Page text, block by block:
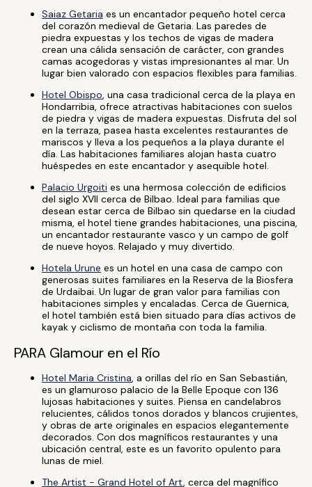
Saiaz Getaria es un encantador pequeño hotel cerca
del corazón medieval de Getaria. Las paredes de
piedra expuestas y los techos de vigas de madera
crean una cálida sensación de carácter, con grandes
camas acogedoras y vistas impresionantes al mar. Un
lugar bien valorado con espacios flexibles para familias.
Hotel Obispo, una casa tradicional cerca de la playa en
Hondarribia, ofrece atractivas habitaciones con suelos
de piedra y vigas de madera expuestas. Disfruta del sol
en la terraza, pasea hasta excelentes restaurantes de
mariscos y lleva a los pequeños a la playa durante el
día. Las habitaciones familiares alojan hasta cuatro
huéspedes en este encantador y asequible hotel.
Palacio Urgoiti es una hermosa colección de edificios
del siglo XVII cerca de Bilbao. Ideal para familias que
desean estar cerca de Bilbao sin quedarse en la ciudad
misma, el hotel tiene grandes habitaciones, una piscina,
un encantador restaurante vasco y un campo de golf
de nueve hoyos. Relajado y muy divertido.
Hotela Urune es un hotel en una casa de campo con
generosas suites familiares en la Reserva de la Biosfera
de Urdaibai. Un lugar de gran valor para familias con
habitaciones simples y encaladas. Cerca de Guernica,
el hotel también está bien situado para días activos de
kayak y ciclismo de montaña con toda la familia.
PARA Glamour en el Río
Hotel Maria Cristina, a orillas del río en San Sebastián,
es un glamuroso palacio de la Belle Epoque con 136
lujosas habitaciones y suites. Piensa en candelabros
relucientes, cálidos tonos dorados y blancos crujientes,
y obras de arte originales en espacios elegantemente
decorados. Con dos magníficos restaurantes y una
ubicación central, este es un favorito opulento para
lunas de miel.
The Artist - Grand Hotel of Art, cerca del magnífico